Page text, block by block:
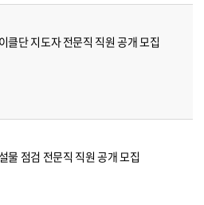
클단 지도자 전문직 직원 공개 모집
물 점검 전문직 직원 공개 모집